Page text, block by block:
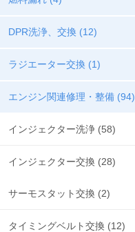
DPR洗浄、交換 (12)
ラジエーター交換 (1)
エンジン関連修理・整備 (94)
インジェクター洗浄 (58)
インジェクター交換 (28)
サーモスタット交換 (2)
タイミングベルト交換 (12)